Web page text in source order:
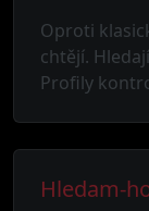
Oproti
chtějí.
Profily
Hledam-